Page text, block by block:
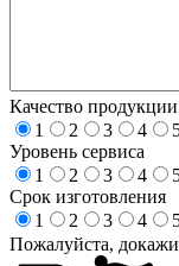
Качество продукции
1
2 3 4
Уровень сервиса
1
2 3 4
Срок изготовления
1
2 3 4
Пожалуйста,